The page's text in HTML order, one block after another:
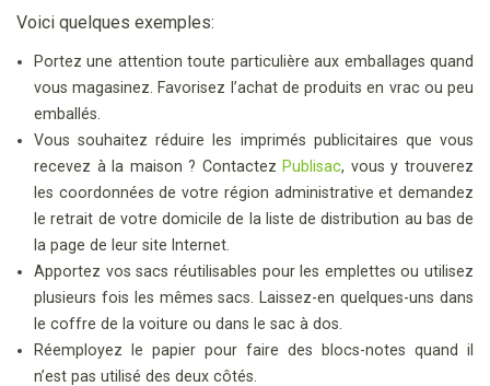
Voici quelques exemples:
Portez une attention toute particulière aux emballages quand
vous magasinez. Favorisez l’achat de produits en vrac ou peu
emballés.
Vous souhaitez réduire les imprimés publicitaires que vous
recevez à la maison ? ContactezPublisac, vous y trouverez
les coordonnées de votre région administrative et demandez
le retrait de votre domicile de la liste de distribution au bas de
la page de leur site Internet.
Apportez vos sacs réutilisables pour les emplettes ou utilisez
plusieurs fois les mêmes sacs. Laissez-en quelques-uns dans
le coffre de la voiture ou dans le sac à dos.
Réemployez le papier pour faire des blocs-notes quand il
n’est pas utilisé des deux côtés.